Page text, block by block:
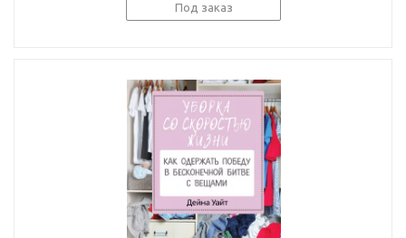
Под заказ